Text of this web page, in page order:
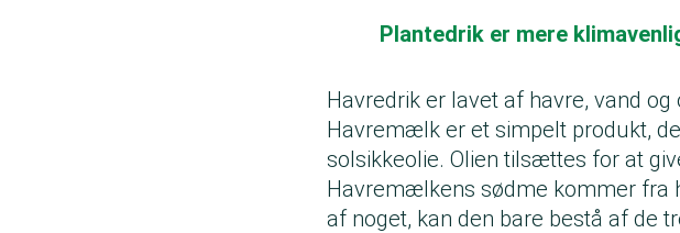
Plantedrik er mere
Havredrik er lavet af havre, vand og
Havremælk er et simpelt produkt,
solsikkeolie. Olien tilsættes for at
Havremælkens sødme kommer fra
af noget, kan den bare bestå af de